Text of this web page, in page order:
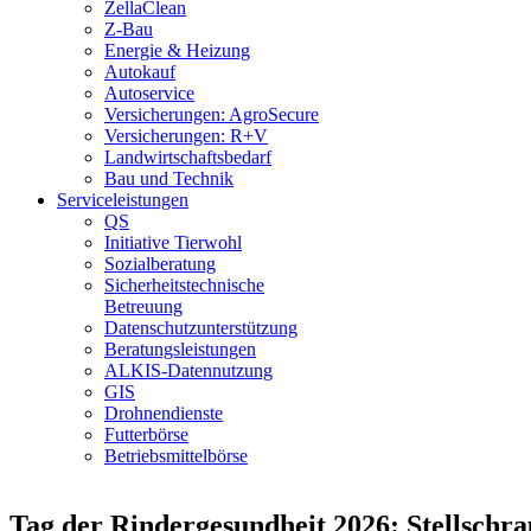
ZellaClean
Z-Bau
Energie & Heizung
Autokauf
Autoservice
Versicherungen: AgroSecure
Versicherungen: R+V
Landwirtschaftsbedarf
Bau und Technik
Service­­leistungen
QS
Initiative Tierwohl
Sozialberatung
Sicherheitstechnische
Betreuung
Datenschutzunterstützung
Beratungsleistungen
ALKIS-Datennutzung
GIS
Drohnendienste
Futterbörse
Betriebsmittelbörse